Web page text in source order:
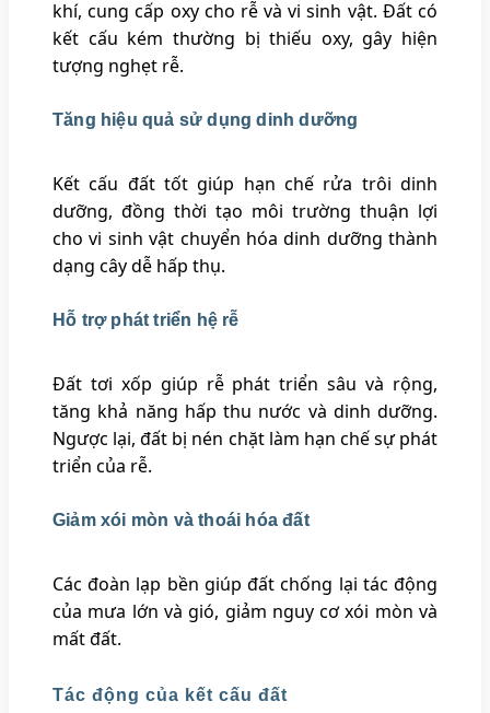
khí, cung cấp oxy cho rễ và vi sinh vật. Đất có
kết cấu kém thường bị thiếu oxy, gây hiện
tượng nghẹt rễ.
Tăng hiệu quả sử dụng dinh dưỡng
Kết cấu đất tốt giúp hạn chế rửa trôi dinh
dưỡng, đồng thời tạo môi trường thuận lợi
cho vi sinh vật chuyển hóa dinh dưỡng thành
dạng cây dễ hấp thụ.
Hỗ trợ phát triển hệ rễ
Đất tơi xốp giúp rễ phát triển sâu và rộng,
tăng khả năng hấp thu nước và dinh dưỡng.
Ngược lại, đất bị nén chặt làm hạn chế sự phát
triển của rễ.
Giảm xói mòn và thoái hóa đất
Các đoàn lạp bền giúp đất chống lại tác động
của mưa lớn và gió, giảm nguy cơ xói mòn và
mất đất.
Tác động của kết cấu đất